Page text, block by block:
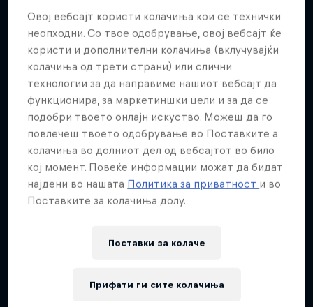
Повеќе слична содржина
Abstract
A Freeski Exhibition
FREESKIING
Овој вебсајт користи колачиња кои се технички
неопходни. Со твое одобрување, овој вебсајт ќе
користи и дополнителни колачиња (вклучувајќи
колачиња од трети страни) или слични
технологии за да направиме нашиот вебсајт да
функционира, за маркетиншки цели и за да се
подобри твоето онлајн искуство. Можеш да го
повлечеш твоето одобрување во Поставките а
колачиња во долниот дел од вебсајтот во било
кој момент. Повеќе информации можат да бидат
најдени во нашата Политика за приватност и во
Поставките за колачиња долу.
Поставки за колачe
Прифати ги сите колачиња